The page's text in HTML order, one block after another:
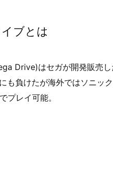
ブとは
Drive)はセガが開発販売
も負けたが海外ではソニッ
プレイ可能。